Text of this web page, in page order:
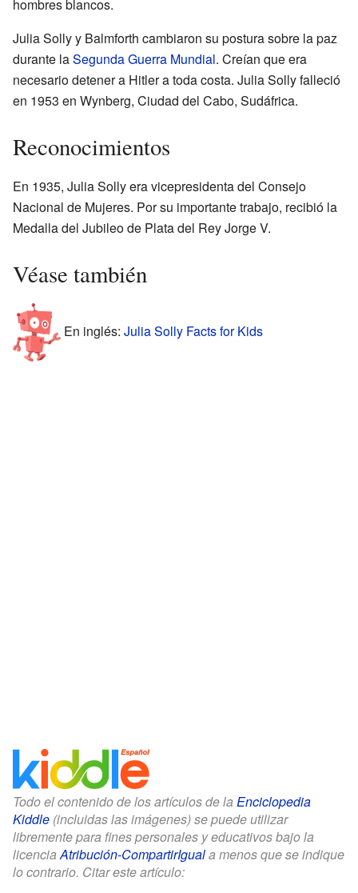
hombres blancos.
Julia Solly y Balmforth cambiaron su postura sobre la paz
durante laSegunda Guerra Mundial. Creían que era
necesario detener a Hitler a toda costa. Julia Solly falleció
en 1953 en Wynberg, Ciudad del Cabo, Sudáfrica.
Reconocimientos
En 1935, Julia Solly era vicepresidenta del Consejo
Nacional de Mujeres. Por su importante trabajo, recibió la
Medalla del Jubileo de Plata del Rey Jorge V.
Véase también
En inglés: Julia Solly Facts for Kids
Todo el contenido de los artículos de la Enciclopedia
Kiddle (incluidas las imágenes) se puede utilizar
libremente para fines personales y educativos bajo la
licenciaAtribución-CompartirIguala menos que se indique
lo contrario. Citar este artículo: